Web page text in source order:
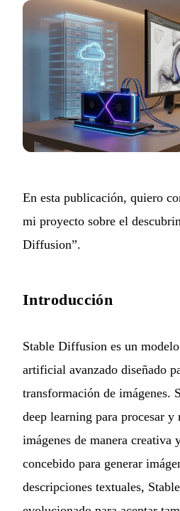
En esta publicación, quiero
mi proyecto sobre el
Diffusion”.
Introducción
Stable Diffusion es un
artificial avanzado diseñado
transformación de imágenes.
deep learning para procesar
imágenes de manera
concebido para generar
descripciones textuales,